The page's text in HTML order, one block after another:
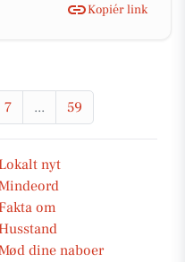
Kopiér link
7 ... 59
Lokalt nyt
Fakta om
Husstand
dine naboer